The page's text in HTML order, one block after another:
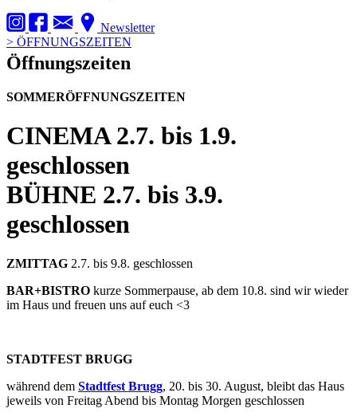
Newsletter
> ÖFFNUNGSZEITEN
Öffnungszeiten
SOMMERÖFFNUNGSZEITEN
CINEMA2.7. bis 1.9.
geschlossen
BÜHNE 2.7. bis 3.9.
geschlossen
ZMITTAG 2.7. bis 9.8. geschlossen
BAR+BISTRO kurze Sommerpause, ab dem 10.8. sind wir wieder
im Haus und freuen uns auf euch <3
STADTFEST BRUGG
während dem Stadtfest Brugg, 20. bis 30. August, bleibt das Haus
jeweils von Freitag Abend bis Montag Morgen geschlossen